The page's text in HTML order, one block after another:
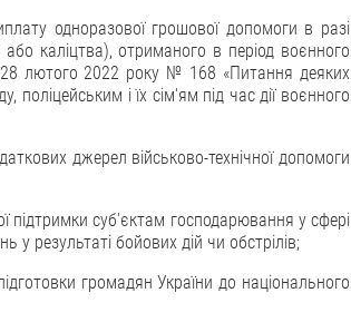
одноразової грошової допомоги в разі
або каліцтва), отриманого в період воєнного
28 лютого 2022 року № 168 «Питання деяких
і їх сім'ям під час дії воєнного
джерел військово-технічної допомоги
підтримки суб'єктам господарювання у сфері
результаті бойових дій чи обстрілів;
громадян України до національного